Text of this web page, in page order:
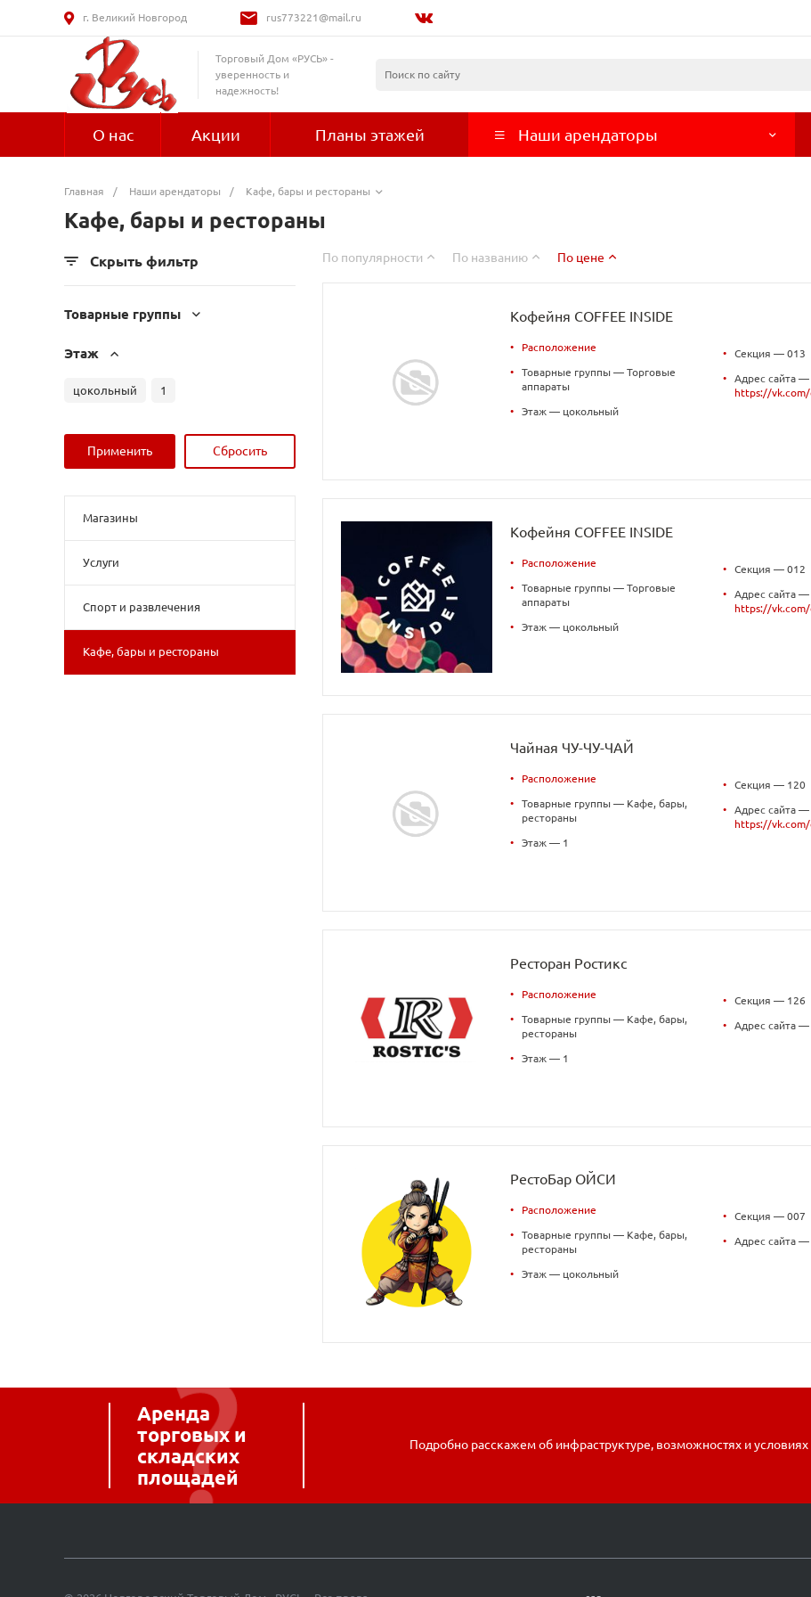
г. Великий Новгород rus773221@mail.ru
Торговый Дом «РУСЬ» -
уверенность и
надежность!
О нас Акции Планы этажей Наши арендаторы
Главная / Наши арендаторы / Кафе, бары и рестораны
Кафе, бары и рестораны
Скрыть фильтр
Товарные группы
Этаж
цокольный 1
Магазины
Услуги
Спорт и развлечения
Кафе, бары и рестораны
По популярности По названию По цене
Кофейня COFFEE INSIDE
• Расположение
•
Товарные группы — Торговые
аппараты
• Этаж — цокольный
• Секция — 013
•
Адрес сайта —
https://
Кофейня COFFEE INSIDE
• Расположение
•
Товарные группы — Торговые
аппараты
• Этаж — цокольный
• Секция — 012
•
Адрес сайта —
https://
Чайная ЧУ-ЧУ-ЧАЙ
• Расположение
•
Товарные группы — Кафе, бары,
рестораны
• Этаж — 1
• Секция — 120
•
Адрес сайта —
https://
Ресторан Ростикс
• Расположение
•
Товарные группы — Кафе, бары,
рестораны
• Этаж — 1
• Секция — 126
• Адрес сайта —
РестоБар ОЙСИ
• Расположение
•
Товарные группы — Кафе, бары,
рестораны
• Этаж — цокольный
• Секция — 007
• Адрес сайта —
Аренда
торговых и
складских
площадей
Подробно расскажем об инфраструктуре, возможностях и